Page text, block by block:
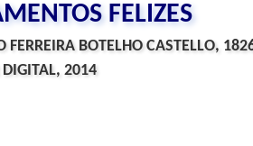
FELIZES
FERREIRA BOTELHO CASTELLO,
DIGITAL, 2014